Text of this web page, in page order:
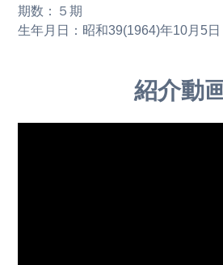
期数：５期
生年月日：昭和39(1964)年10月5日
紹介動